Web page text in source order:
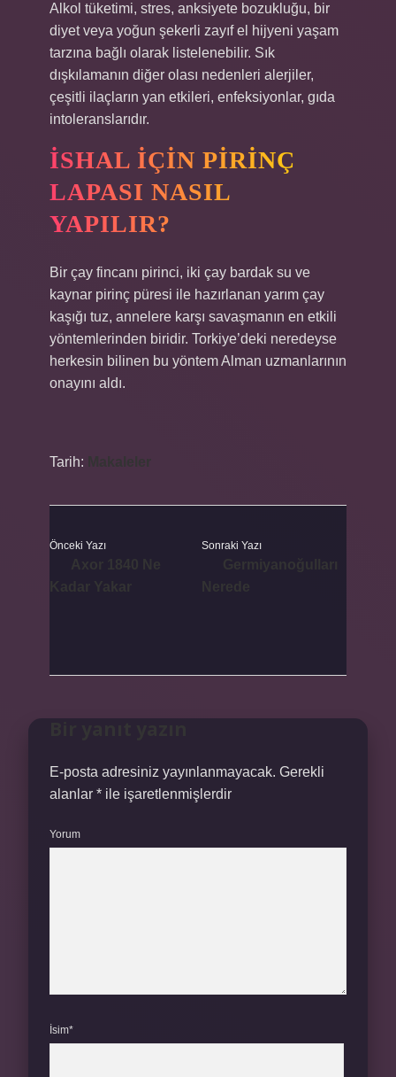
Alkol tüketimi, stres, anksiyete bozukluğu, bir
diyet veya yoğun şekerli zayıf el hijyeni yaşam
tarzına bağlı olarak listelenebilir. Sık
dışkılamanın diğer olası nedenleri alerjiler,
çeşitli ilaçların yan etkileri, enfeksiyonlar, gıda
intoleranslarıdır.
İSHAL IÇIN PIRINÇ
LAPASI NASIL
YAPILIR?
Bir çay fincanı pirinci, iki çay bardak su ve
kaynar pirinç püresi ile hazırlanan yarım çay
kaşığı tuz, annelere karşı savaşmanın en etkili
yöntemlerinden biridir. Torkiye’deki neredeyse
herkesin bilinen bu yöntem Alman uzmanlarının
onayını aldı.
Tarih:
Önceki Yazı Sonraki Yazı
E-posta adresiniz yayınlanmayacak. Gerekli
alanlar * ile işaretlenmişlerdir
Yorum
İsim*